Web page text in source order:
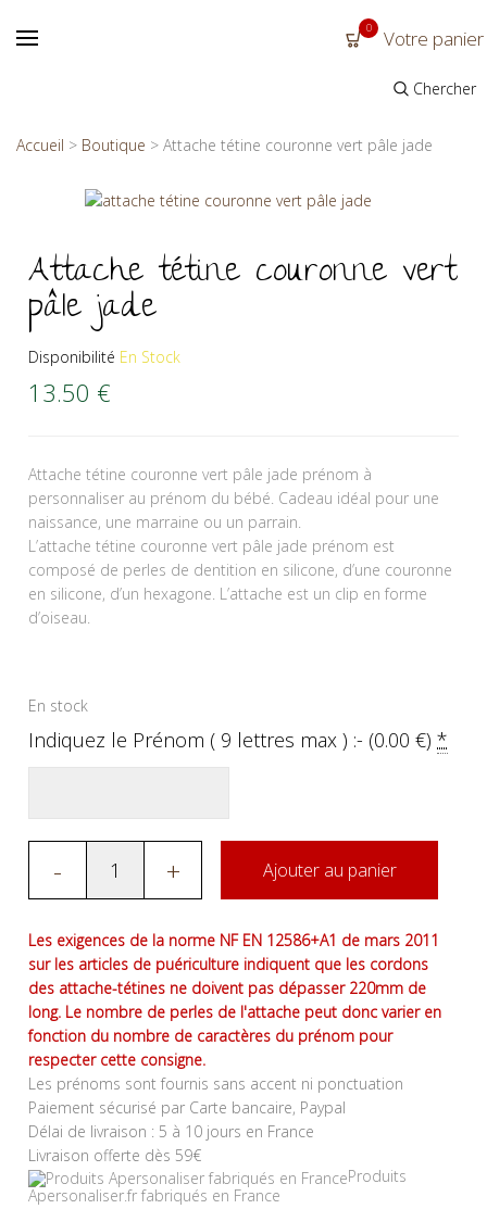
0 Votre panier
Chercher
Accueil > Boutique > Attache tétine couronne vert pâle jade
Attache tétine couronne vert
pâle jade
Disponibilité En Stock
13.50 €
Attache tétine couronne vert pâle jade prénom à
personnaliser au prénom du bébé. Cadeau idéal pour une
naissance, une marraine ou un parrain.
L’attache tétine couronne vert pâle jade prénom est
composé de perles de dentition en silicone, d’une couronne
en silicone, d’un hexagone. L’attache est un clip en forme
d’oiseau.
En stock
Indiquez le Prénom ( 9 lettres max ) :- (0.00€)*
- + Ajouter au panier
Les exigences de la norme NF EN 12586+A1 de mars 2011
sur les articles de puériculture indiquent que les cordons
des attache-tétines ne doivent pas dépasser 220mm de
long. Le nombre de perles de l'attache peut donc varier en
fonction du nombre de caractères du prénom pour
respecter cette consigne.
Les prénoms sont fournis sans accent ni ponctuation
Paiement sécurisé par Carte bancaire, Paypal
Délai de livraison : 5 à 10 jours en France
Livraison offerte dès 59€
Produits
Apersonaliser.fr fabriqués en France